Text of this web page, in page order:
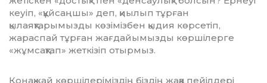
кеуіп, «құйсаңшы» деп, қиы­лып тұрған
қылаяқтарымызды көзі­міз­бен қыдия көрсетіп,
жараспай тұрған жағдайымызды көршілерге
«жұмсақтап» жеткізіп отырмыз.
Қонақжай көршілеріміздің біздің жаққа пейілдері